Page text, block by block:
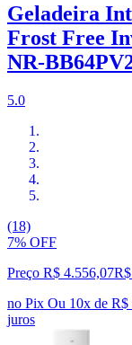
Geladeira
Frost Free
NR-
5.0
(18)
7% OFF
Preço R$ 4.556,07R$
no Pix Ou 10x de R$
juros